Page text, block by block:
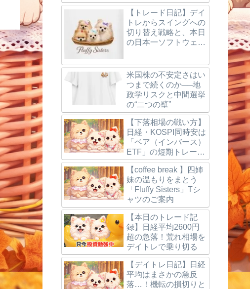
とBlueBird打ち上げ成
功、楽天モバイルの最
新動向を徹底解説！
【トレード日記】デイ
トレからスイングへの
切り替え戦略と、本日
の日本一ソフトウェア
米国株の不安定さはい
つまで続くのか──地
政学リスクと中間選挙
の“二つの壁”
【下落相場の戦い方】
日経・KOSPI同時安は
「ベア（インバース）
ETF」の短期トレード
で狙う
【coffee break 】四姉
妹の温もりをまとう
「Fluffy Sisters」Tシ
ャツのご案内
【本日のトレード記
録】日経平均2600円
超の急落！荒れ相場を
デイトレで乗り切る
【デイトレ日記】日経
平均はまさかの急反
落…！機転の損切りと